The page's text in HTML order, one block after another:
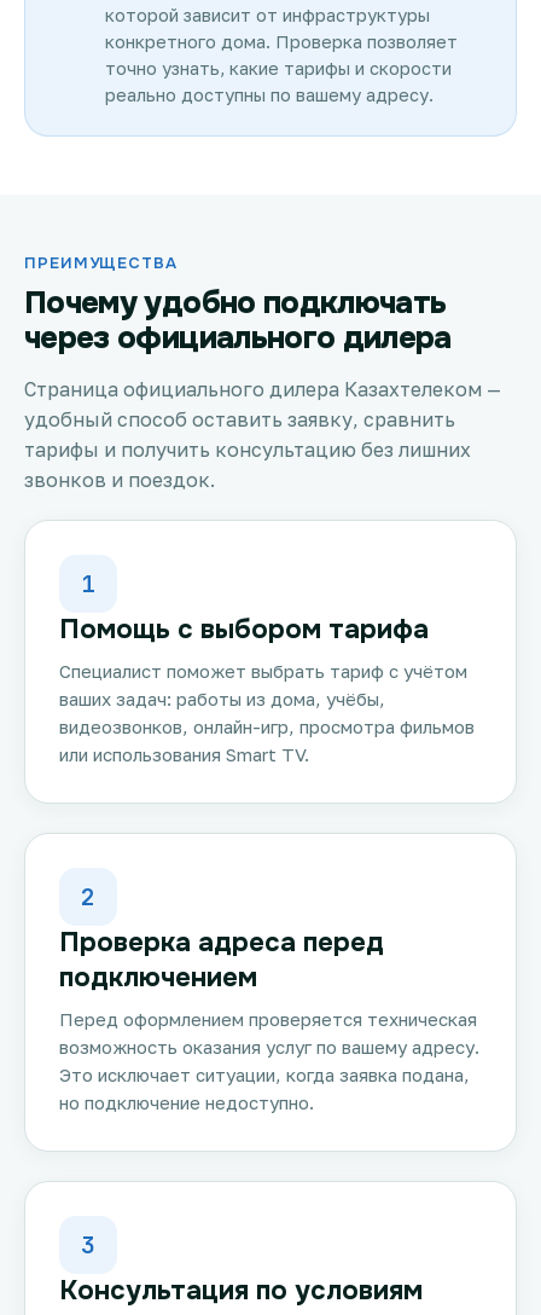
которой зависит от инфраструктуры
конкретного дома. Проверка позволяет
точно узнать, какие тарифы и скорости
реально доступны по вашему адресу.
ПРЕИМУЩЕСТВА
Почему удобно подключать
через официального дилера
Страница официального дилера Казахтелеком —
удобный способ оставить заявку, сравнить
тарифы и получить консультацию без лишних
звонков и поездок.
1
Помощь с выбором тарифа
Специалист поможет выбрать тариф с учётом
ваших задач: работы из дома, учёбы,
видеозвонков, онлайн-игр, просмотра фильмов
или использования Smart TV.
2
Проверка адреса перед
подключением
Перед оформлением проверяется техническая
возможность оказания услуг по вашему адресу.
Это исключает ситуации, когда заявка подана,
но подключение недоступно.
3
Консультация по условиям